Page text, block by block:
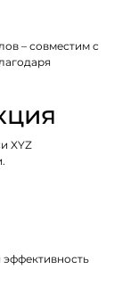
– совместим с
XYZ
эффективность